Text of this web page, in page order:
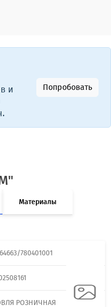
и
Попробовать
Материалы
780401001
РОЗНИЧНАЯ